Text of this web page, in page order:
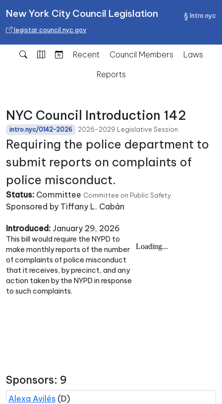
Intro.nyc
New York City Council Legislation
legistar.council.nyc.gov
Recent Council Members
Laws
Reports
NYC Council Introduction 142
intro.nyc/0142-2026 2026-2029 Legislative Session
Requiring the police department to
submit reports on complaints of
police misconduct.
Status: Committee Committee on Public Safety
Sponsored by Tiffany L. Cabán
Introduced: January 29, 2026
This bill would require the NYPD to
make monthly reports of the number
of complaints of police misconduct
that it receives, by precinct, and any
action taken by the NYPD in response
to such complaints.
Sponsors: 9
Alexa Avilés (D)